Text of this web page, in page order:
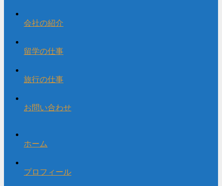
会社の紹介
留学の仕事
旅行の仕事
お問い合わせ
ホーム
プロフィール